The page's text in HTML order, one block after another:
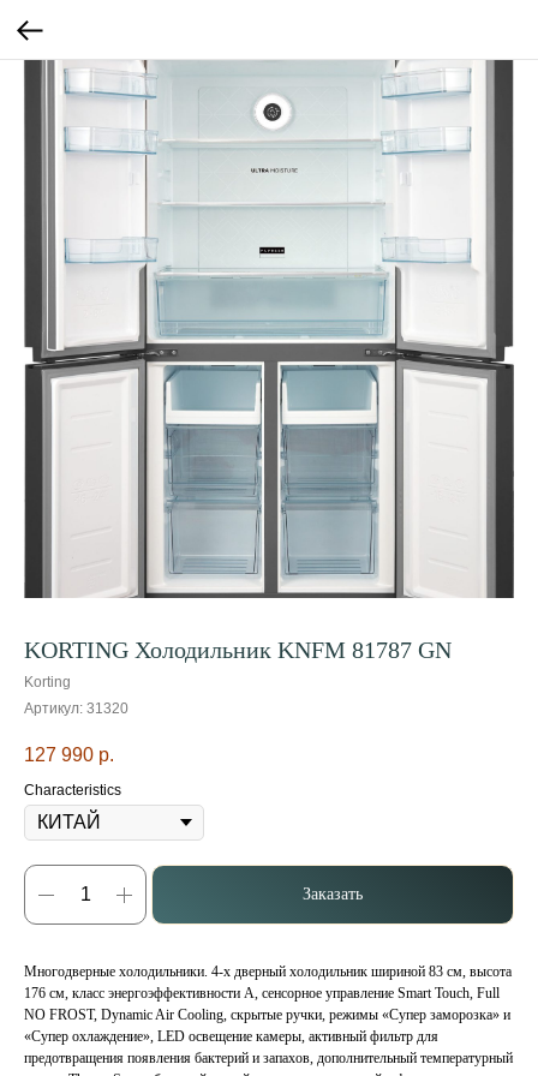
KORTING Холодильник KNFM 81787 GN
Korting
Артикул: 31320
127 990 р.
Characteristics
Заказать
Многодверные холодильники. 4-х дверный холодильник шириной 83 см, высота
176 см, класс энергоэффективности А, cенсорное управление Smart Touch, Full
NO FROST, Dynamic Air Cooling, скрытые ручки, режимы «Супер заморозка» и
«Супер охлаждение», LED освещение камеры, активный фильтр для
предотвращения появления бактерий и запахов, дополнительный температурный